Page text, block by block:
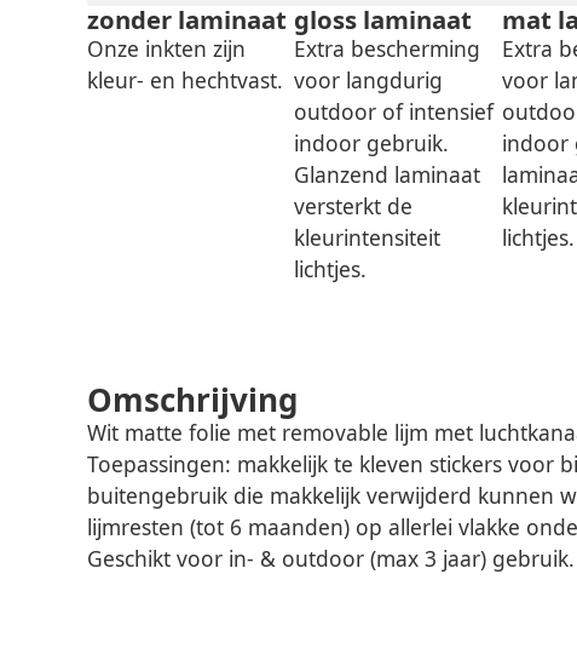
zonder laminaat
Onze inkten zijn
kleur- en hechtvast.
gloss laminaat
Extra bescherming
voor langdurig
outdoor of intensief
indoor gebruik.
Glanzend laminaat
versterkt de
kleurintensiteit
lichtjes.
mat
Extra
voor
indoor
lichtjes.
Omschrijving
Wit matte folie met removable lijm met
Toepassingen: makkelijk te kleven stickers voor
buitengebruik die makkelijk verwijderd kunnen
lijmresten (tot 6 maanden) op allerlei vlakke
Geschikt voor in- & outdoor (max 3 jaar) gebruik.